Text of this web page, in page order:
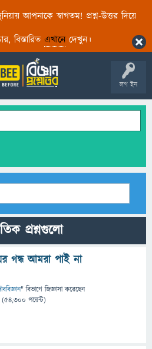
আপনাকে স্বাগতম! প্রশ্ন-উত্তর দিয়ে
বিস্তারিত এখানেদেখুন।
লগ ইন
প্রশ্নগুলো
গন্ধ আমরা পাই না
" বিভাগে জিজ্ঞাসাকরেছেন
(54,300 পয়েন্ট)